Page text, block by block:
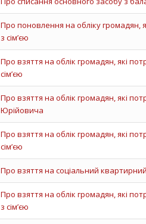
Про поновлення на обліку
з сім’єю
Про взяття на облік громадян, які
сім’єю
Про взяття на облік громадян, які
Юрійовича
Про взяття на облік громадян, які
сім’єю
Про взяття на соціальний
Про взяття на облік громадян, які
з сім’єю